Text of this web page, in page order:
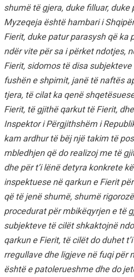
shumë të gjera, duke filluar, duke
Myzeqeja është hambari i
Fierit, duke patur parasysh që ka
ndër vite për sa i përket ndotjes,
Fierit, sidomos të disa
fushën e shpimit, janë të naftës
tjera, të cilat ka qenë
Fierit, të gjithë qarkut të Fierit,
Inspektor i Përgjithshëm i
kam ardhur të bëj një takim të
mbledhjen që do realizoj me të
dhe për t’i lënë detyra konkrete
inspektuese në qarkun e Fierit
që të jenë shumë, shumë
procedurat për mbikëqyrjen e të
subjekteve të cilët shkaktojnë
qarkun e Fierit, të cilët do duhet
rregullave dhe ligjeve në fuqi për
është e patolerueshme dhe do